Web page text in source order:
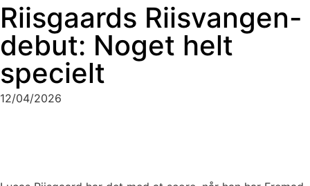
Riisgaards Riisvangen-
debut: Noget helt
specielt
12/04/2026